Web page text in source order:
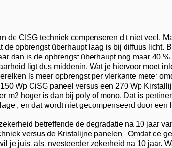
de CISG techniek compenseren dit niet veel.
de opbrengst überhaupt laag is bij diffuus licht.
dan is de opbrengst überhaupt nog maar 40 %.
ligt dus middenin. Wat je hiervoor moet
is meer opbrengst per vierkante meter
Wp CiSG paneel versus een 270 Wp
m2 hoger is dan bij poly of mono. Dat is
en dat wordt niet gecompenseerd door een
betreffende de degradatie na 10 jaar
versus de Kristalijne panelen . Omdat de
je juist als investeerder zekerheid na 10 jaar.